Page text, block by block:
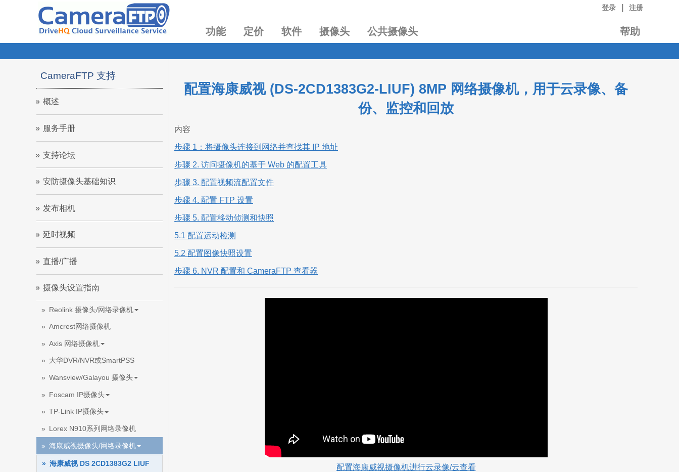
登录 注册
功能 定价 软件 摄像头 公共摄像头 帮助
CameraFTP 支持
概述
服务手册
支持论坛
安防摄像头基础知识
发布相机
延时视频
直播/广播
摄像头设置指南
Reolink 摄像头/网络录像机
Amcrest网络摄像机
Axis 网络摄像机
大华DVR/NVR或SmartPSS
Wansview/Galayou 摄像头
Foscam IP摄像头
TP-Link IP摄像头
Lorex N910系列网络录像机
海康威视摄像头/网络录像机
海康威视 DS 2CD1383G2 LIUF
配置海康威视 (DS-2CD1383G2-LIUF) 8MP 网络摄像机，用于云录像、备
份、监控和回放
内容
步骤 1：将摄像头连接到网络并查找其 IP 地址
步骤 2. 访问摄像机的基于 Web 的配置工具
步骤 3. 配置视频流配置文件
步骤 4. 配置 FTP 设置
步骤 5. 配置移动侦测和快照
5.1 配置运动检测
5.2 配置图像快照设置
步骤 6. NVR 配置和 CameraFTP 查看器
配置海康威视摄像机进行云录像/云查看